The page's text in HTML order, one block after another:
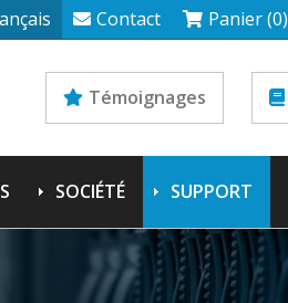
Contact Panier (0)
Témoignages
SOCIÉTÉ SUPPORT